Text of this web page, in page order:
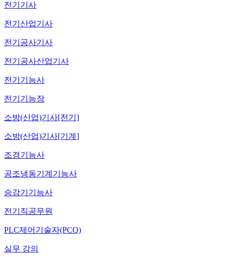
전기기사
전기산업기사
전기공사기사
전기공사산업기사
전기기능사
전기기능장
소방(산업)기사[전기]
소방(산업)기사[기계]
조경기능사
공조냉동기계기능사
승강기기능사
전기직공무원
PLC제어기술자(PCQ)
실무 강의